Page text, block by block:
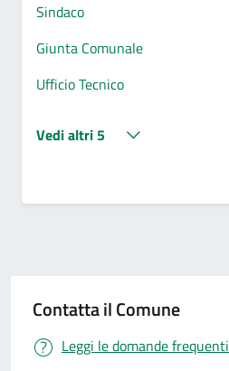
Sindaco
Giunta Comunale
Ufficio Tecnico
Vedi altri 5
Contatta il Comune
Leggi le domande frequenti